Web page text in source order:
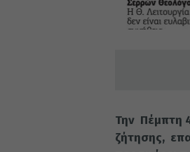
Την Πέμπτη
ζήτησης,